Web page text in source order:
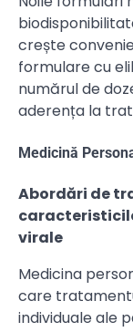
crește
formulare cu
numărul de
aderența la
Medicină
Abordări de
virale
Medicina
care
individuale ale